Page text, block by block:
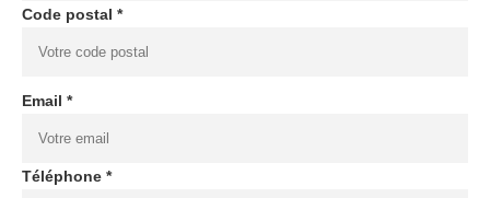
Code postal *
Email *
Téléphone *